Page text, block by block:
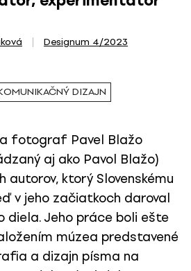
Designum 4/2023
DIZAJN
fotograf Pavel Blažo
aj ako Pavol Blažo)
ktorý Slovenskému
v jeho začiatkoch daroval
diela. Jeho práce boli ešte
múzea predstavené
a dizajn písma na